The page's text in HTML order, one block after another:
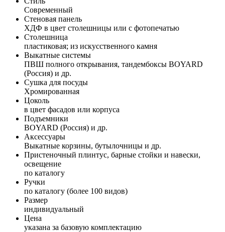
Современный
Стеновая панель
ХДФ в цвет столешницы или с фотопечатью
Столешница
пластиковая; из искусственного камня
Выкатные системы
ПВШ полного открывания, тандембоксы BOYARD
(Россия) и др.
Сушка для посуды
Хромированная
Цоколь
в цвет фасадов или корпуса
Подъемники
BOYARD (Россия) и др.
Аксессуары
Выкатные корзины, бутылочницы и др.
Пристеночный плинтус, барные стойки и навески,
освещение
по каталогу
Ручки
по каталогу (более 100 видов)
Размер
индивидуальный
Цена
указана за базовую комплектацию